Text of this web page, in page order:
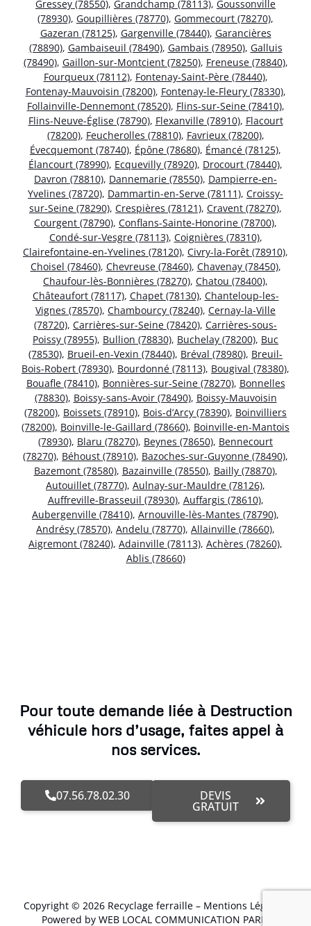
Gressey (78550), Grandchamp (78113), Goussonville
(78930), Goupillières (78770), Gommecourt (78270),
Gazeran (78125), Gargenville (78440), Garancières
(78890), Gambaiseuil (78490), Gambais (78950), Galluis
(78490), Gaillon-sur-Montcient (78250), Freneuse (78840),
Fourqueux (78112), Fontenay-Saint-Père (78440),
Fontenay-Mauvoisin (78200), Fontenay-le-Fleury (78330),
Follainville-Dennemont (78520), Flins-sur-Seine (78410),
Flins-Neuve-Église (78790), Flexanville (78910), Flacourt
(78200), Feucherolles (78810), Favrieux (78200),
Évecquemont (78740), Épône (78680), Émancé (78125),
Élancourt (78990), Ecquevilly (78920), Drocourt (78440),
Davron (78810), Dannemarie (78550), Dampierre-en-
Yvelines (78720), Dammartin-en-Serve (78111), Croissy-
sur-Seine (78290), Crespières (78121), Cravent (78270),
Courgent (78790), Conflans-Sainte-Honorine (78700),
Condé-sur-Vesgre (78113), Coignières (78310),
Clairefontaine-en-Yvelines (78120), Civry-la-Forêt (78910),
Choisel (78460), Chevreuse (78460), Chavenay (78450),
Chaufour-lès-Bonnières (78270), Chatou (78400),
Châteaufort (78117), Chapet (78130), Chanteloup-les-
Vignes (78570), Chambourcy (78240), Cernay-la-Ville
(78720), Carrières-sur-Seine (78420), Carrières-sous-
Poissy (78955), Bullion (78830), Buchelay (78200), Buc
(78530), Brueil-en-Vexin (78440), Bréval (78980), Breuil-
Bois-Robert (78930), Bourdonné (78113), Bougival (78380),
Bouafle (78410), Bonnières-sur-Seine (78270), Bonnelles
(78830), Boissy-sans-Avoir (78490), Boissy-Mauvoisin
(78200), Boissets (78910), Bois-d’Arcy (78390), Boinvilliers
(78200), Boinville-le-Gaillard (78660), Boinville-en-Mantois
(78930), Blaru (78270), Beynes (78650), Bennecourt
(78270), Béhoust (78910), Bazoches-sur-Guyonne (78490),
Bazemont (78580), Bazainville (78550), Bailly (78870),
Autouillet (78770), Aulnay-sur-Mauldre (78126),
Auffreville-Brasseuil (78930), Auffargis (78610),
Aubergenville (78410), Arnouville-lès-Mantes (78790),
Andrésy (78570), Andelu (78770), Allainville (78660),
Aigremont (78240), Adainville (78113), Achères (78260),
Ablis (78660)
Pour toute demande liée à Destruction
véhicule hors d’usage, faites appel à
nos services.
07.56.78.02.30 DEVIS
GRATUIT
Copyright © 2026 Recyclage ferraille – Mentions Légales
Powered by WEB LOCAL COMMUNICATION PARIS